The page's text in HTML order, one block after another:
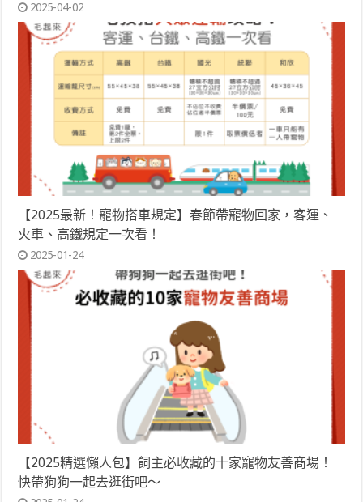
2025-04-02
【2025最新！寵物搭車規定】春節帶寵物回家，客運、
火車、高鐵規定一次看！
2025-01-24
【2025精選懶人包】飼主必收藏的十家寵物友善商場！
快帶狗狗一起去逛街吧～